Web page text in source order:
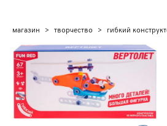
магазин > творчество > гибкий